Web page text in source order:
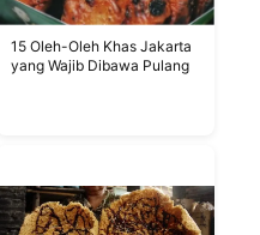
15 Oleh-Oleh Khas Jakarta
yang Wajib Dibawa Pulang